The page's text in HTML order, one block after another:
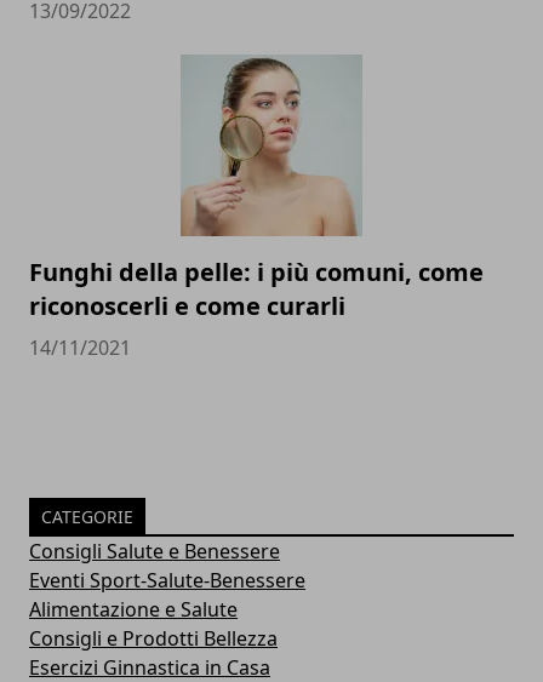
13/09/2022
Funghi della pelle: i più comuni, come
riconoscerli e come curarli
14/11/2021
CATEGORIE
Consigli Salute e Benessere
Eventi Sport-Salute-Benessere
Alimentazione e Salute
Consigli e Prodotti Bellezza
Esercizi Ginnastica in Casa